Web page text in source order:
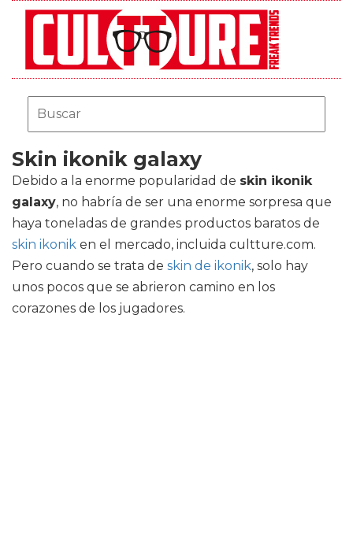
Skin ikonik galaxy
Debido a la enorme popularidad de skin ikonik
galaxy, no habría de ser una enorme sorpresa que
haya toneladas de grandes productos baratos de
skin ikonik en el mercado, incluida cultture.com.
Pero cuando se trata de skin de ikonik, solo hay
unos pocos que se abrieron camino en los
corazones de los jugadores.